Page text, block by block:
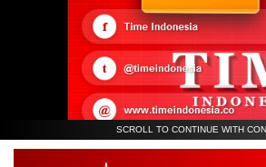
SCROLL TO CONTINUE WITH